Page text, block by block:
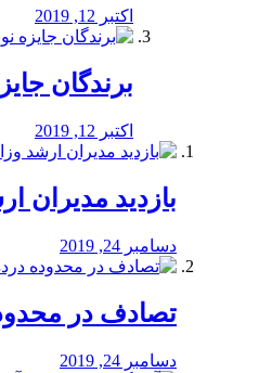
اکتبر 12, 2019
برندگان
اکتبر 12, 2019
بازدید مدیران
دسامبر 24, 2019
تصادف در
دسامبر 24, 2019